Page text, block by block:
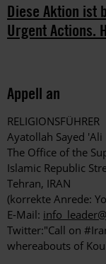
Diese Aktion ist
Urgent Actions.
Appell an
RELIGIONSFÜHRER
Ayatollah Sayed 'Ali
The Office of the
Islamic Republic
Tehran, IRAN
(korrekte Anrede:
E-Mail:
Twitter:"Call on
whereabouts of